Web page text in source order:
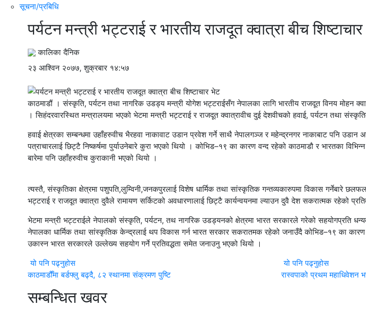
सूचना/प्रबिधि
पर्यटन मन्त्री भट्टराई र भारतीय राजदूत क्वात्रा बीच
कालिका दैनिक
२३ आश्विन २०७७, शुक्रबार १४:५७
काठमाडौं । संस्कृति, पर्यटन तथा नागरिक उडड्य मन्त्री योगेश भट्टराईसँग नेपालका लागि भारतीय राजदूत विनय मोहन
। सिहंदरवारस्थित मन्त्रालयमा भएको भेटमा मन्त्री भट्टराई र राजदूत क्वात्रावीच दुई देशवीचको हवाई, पर्यटन तथा
हवाई क्षेत्रका सम्बन्धमा उहाँहरुवीच भैरहवा नाकावाट उडान प्रवेश गर्ने साथै नेपालगञ्ज र महेन्द्रनगर नाकाबाट पनि उडान
पत्राचारलाई छिट्टै निष्कर्षमा पुर्याउनेबारे कुरा भएको थियो । कोभिड–१९ का कारण वन्द रहेको काठमाडौ र भारतका
बारेमा पनि उहाँहरुवीच कुराकानी भएको थियो ।
त्यस्तै, संस्कृतिका क्षेत्रमा पशुपति,लुम्विनी,जनकपुरलाई विशेष धार्मिक तथा सांस्कृतिक गन्तव्यकारुपमा विकास गर्नेबारे
भट्टराई र राजदूत क्वात्रा दुवैले रामायण सर्किटको अवधारणालाई छिट्टै कार्यन्वयनमा ल्याउन दुवै देश सकरात्मक रहेको
भेटमा मन्त्री भट्टराईले नेपालको संस्कृति, पर्यटन, तथ नागरिक उडड्यनको क्षेत्रमा भारत सरकारले गरेको सहयोगप्रति
नेपालका धार्मिक तथा सांस्कृतिक केन्द्रलाई थप विकास गर्न भारत सरकार सकरातमक रहेको जनाउँदै कोभिड–१९ का कारण
उकास्न भारत सरकारले उल्लेख्य सहयोग गर्ने प्रतिवद्धता समेत जनाउनु भएको थियो ।
यो पनि पढ्नुहोस
काठमाडौँमा बर्डफ्लु बढ्दै, ८२ स्थानमा संक्रमण पुष्टि
यो पनि पढ्नुहोस
रास्वपाको प्रथम महाधिवेशन
सम्बन्धित खवर